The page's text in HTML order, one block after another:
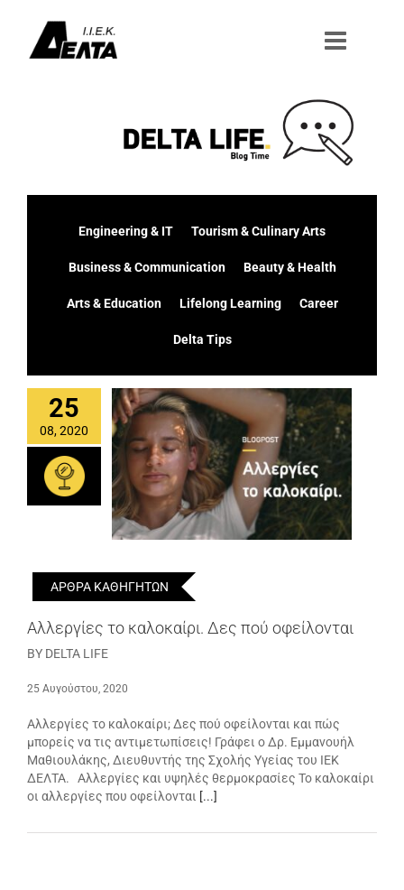
περιεχόμενο
Engineering & IT Tourism & Culinary Arts
Business & Communication Beauty & Health
Arts & Education Lifelong Learning Career
Delta Tips
25
08, 2020
ΑΡΘΡΑ ΚΑΘΗΓΗΤΩΝ
Αλλεργίες το καλοκαίρι. Δες πού οφείλονται
BY DELTA LIFE
25 Αυγούστου, 2020
Αλλεργίες το καλοκαίρι; Δες πού οφείλονται και πώς
μπορείς να τις αντιμετωπίσεις! Γράφει ο Δρ. Εμμανουήλ
Μαθιουλάκης, Διευθυντής της Σχολής Υγείας του ΙΕΚ
ΔΕΛΤΑ. Αλλεργίες και υψηλές θερμοκρασίες Το καλοκαίρι
οι αλλεργίες που οφείλονται [...]